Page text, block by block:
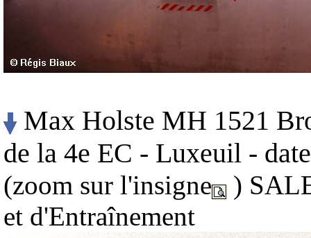
Max Holste MH 1521
de la 4e EC - Luxeuil -
(zoom sur l'insigne
)
et d'Entraînement